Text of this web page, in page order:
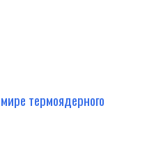
термоядерного